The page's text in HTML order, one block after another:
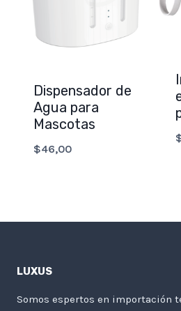
Dispensador de
Agua para
Mascotas
$46,00
LUXUS
Somos espertos en importación